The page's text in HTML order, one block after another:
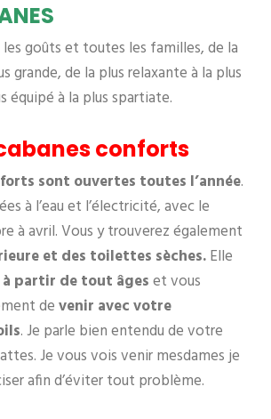
goûts et toutes les familles, de la
grande, de la plus relaxante à la plus
équipé à la plus spartiate.
conforts
sont ouvertes toutes l’année.
à l’eau et l’électricité, avec le
à avril. Vous y trouverez également
et des toilettes sèches.Elle
à partir de tout âgeset vous
devenir avec votre
. Je parle bien entendu de votre
Je vous vois venir mesdames je
afin d’éviter tout problème.